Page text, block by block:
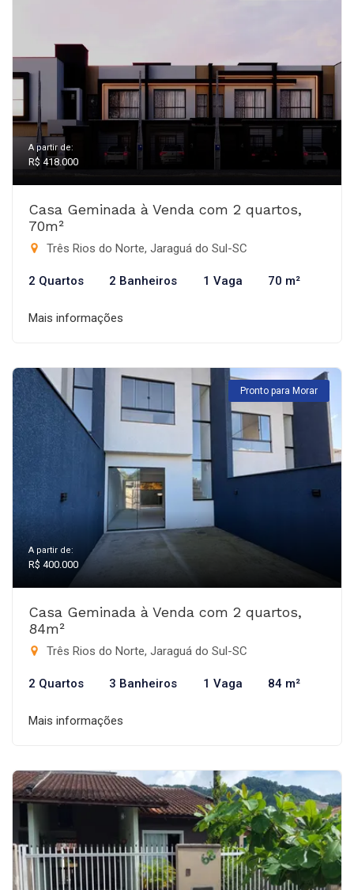
A partir de:
R$ 418.000
Casa Geminada à Venda com 2 quartos,
70m²
Três Rios do Norte, Jaraguá do Sul-SC
2 Quartos 2 Banheiros 1 Vaga 70 m²
Mais informações
Pronto para Morar
A partir de:
R$ 400.000
Casa Geminada à Venda com 2 quartos,
84m²
Três Rios do Norte, Jaraguá do Sul-SC
2 Quartos 3 Banheiros 1 Vaga 84 m²
Mais informações